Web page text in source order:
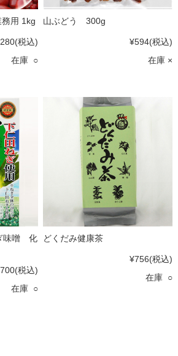
用 1kg
(税込)
在庫 ○
山ぶどう 300g
¥594(税込)
在庫 ×
味噌 化
(税込)
在庫 ○
どくだみ健康茶
¥756(税込)
在庫 ○